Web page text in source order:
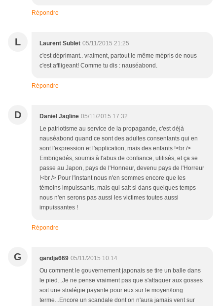
Répondre
L Laurent Sublet 05/11/2015 21:25
c'est déprimant.. vraiment, partout le même mépris de nous
c'est affligeant! Comme tu dis : nauséabond.
Répondre
D Daniel Jagline 05/11/2015 17:32
Le patriotisme au service de la propagande, c'est déjà
nauséabond quand ce sont des adultes consentants qui en
sont l'expression et l'application, mais des enfants !<br />
Embrigadés, soumis à l'abus de confiance, utilisés, et ça se
passe au Japon, pays de l'Honneur, devenu pays de l'Horreur
!<br /> Pour l'instant nous n'en sommes encore que les
témoins impuissants, mais qui sait si dans quelques temps
nous n'en serons pas aussi les victimes toutes aussi
impuissantes !
Répondre
G gandja669 05/11/2015 10:14
Ou comment le gouvernement japonais se tire un balle dans
le pied...Je ne pense vraiment pas que s'attaquer aux gosses
soit une stratégie payante pour eux sur le moyen/long
terme...Encore un scandale dont on n'aura jamais vent sur